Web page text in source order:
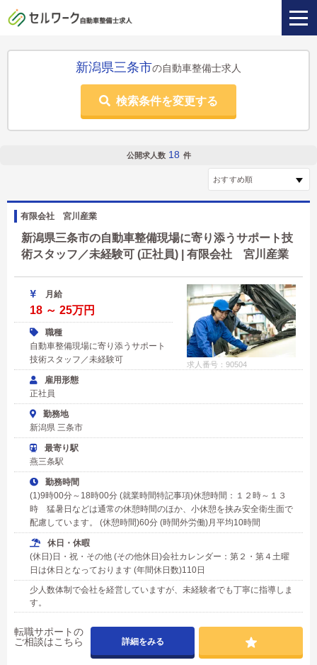
新潟県三条市の自動車整備士求人
検索条件を変更する
公開求人数 18 件
有限会社 宮川産業
新潟県三条市の自動車整備現場に寄り添うサポート技
術スタッフ／未経験可 (正社員) | 有限会社 宮川産業
求人番号：90504
月給
18 ～ 25万円
職種
自動車整備現場に寄り添うサポート
技術スタッフ／未経験可
雇用形態
正社員
勤務地
新潟県 三条市
最寄り駅
燕三条駅
勤務時間
(1)9時00分～18時00分 (就業時間特記事項)休憩時間：１２時～１３
時 猛暑日などは通常の休憩時間のほか、小休憩を挟み安全衛生面で
配慮しています。 (休憩時間)60分 (時間外労働)月平均10時間
休日・休暇
(休日)日・祝・その他 (その他休日)会社カレンダー：第２・第４土曜
日は休日となっております (年間休日数)110日
少人数体制で会社を経営していますが、未経験者でも丁寧に指導しま
す。
転職サポートの
ご相談はこちら
詳細をみる